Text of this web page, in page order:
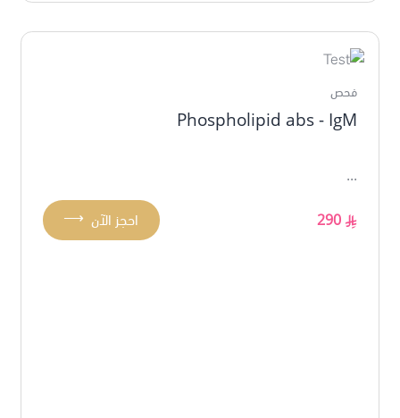
فحص
Phospholipid abs - IgM
...
290
⟶ احجز الآن